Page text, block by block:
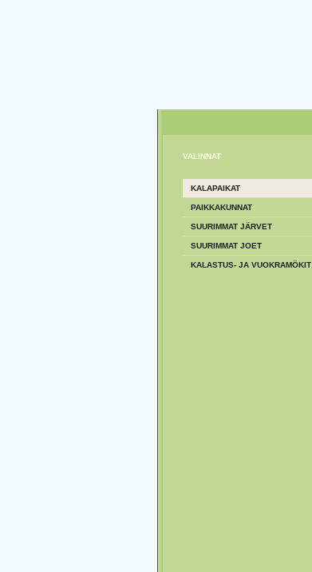
VALINNAT
KALAPAIKAT
PAIKKAKUNNAT
SUURIMMAT JÄRVET
SUURIMMAT JOET
KALASTUS- JA VUOKRAMÖKIT